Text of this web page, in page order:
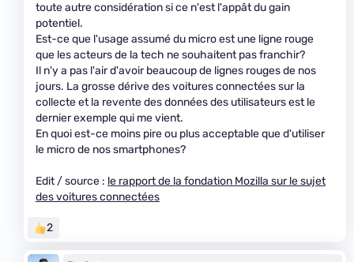
toute autre considération si ce n'est l'appât du gain
potentiel.
Est-ce que l'usage assumé du micro est une ligne rouge
que les acteurs de la tech ne souhaitent pas franchir?
Il n'y a pas l'air d'avoir beaucoup de lignes rouges de nos
jours. La grosse dérive des voitures connectées sur la
collecte et la revente des données des utilisateurs est le
dernier exemple qui me vient.
En quoi est-ce moins pire ou plus acceptable que d'utiliser
le micro de nos smartphones?
Edit / source : le rapport de la fondation Mozilla sur le sujet
des voitures connectées
2